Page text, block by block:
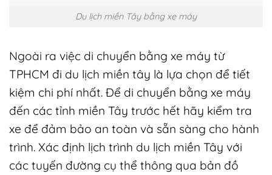
Du lịch miền Tây bằng xe máy
Ngoài ra việc di chuyển bằng xe máy từ
TPHCM đi du lịch miền tây là lựa chọn để tiết
kiệm chi phí nhất. Để di chuyển bằng xe máy
đến các tỉnh miền Tây trước hết hãy kiểm tra
xe để đảm bảo an toàn và sẵn sàng cho hành
trình. Xác định lịch trình du lịch miền Tây với
các tuyến đường cụ thể thông qua bản đồ